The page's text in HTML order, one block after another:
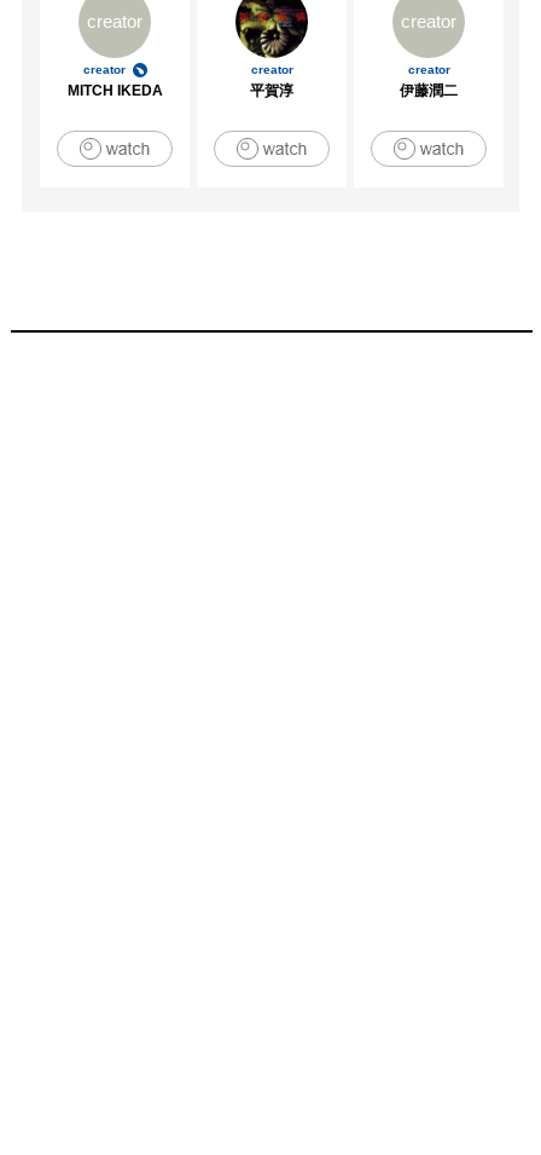
creator
creator
MITCH IKEDA
creator
平賀淳
creator
creator
伊藤潤二